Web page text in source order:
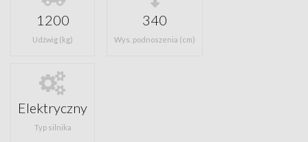
1200
Udźwig (kg)
340
Wys. podnoszenia (cm)
Elektryczny
Typ silnika